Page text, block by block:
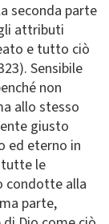
seconda parte
attributi
e tutto ciò
Sensibile
non
allo stesso
giusto
ed eterno in
le
condotte alla
parte,